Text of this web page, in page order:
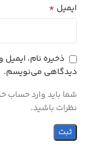
ایمیل *
ذخیره نام، ایمیل
دیدگاهی می‌نویسم.
شما باید وارد حساب
نظرات باشید.